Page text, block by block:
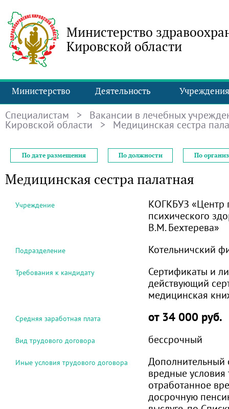
Министерство
Кировской области
Министерство Деятельность Учреждения
Специалистам > Вакансии в лечебных
Кировской области > Медицинская сестра
По дате размещения По должности По
Медицинская сестра палатная
Учреждение
КОГКБУЗ «Центр
психического
В.М. Бехтерева»
Подразделение Котельничский
Требования к кандидату
Сертификаты и
действующий
медицинская
Средняя заработная плата от 34 000 руб.
Вид трудового договора бессрочный
Иные условия трудового договора
Дополнительный
вредные условия
отработанное
досрочную